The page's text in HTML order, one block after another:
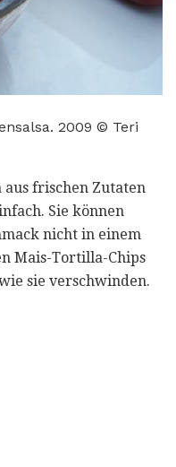
2009 © Teri
aus frischen Zutaten
Sie können
nicht in einem
Mais-Tortilla-Chips
sie verschwinden.